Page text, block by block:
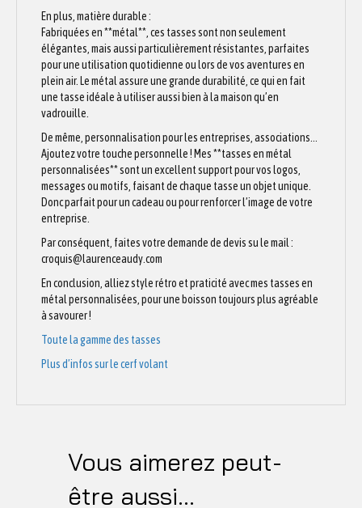
En plus, matière durable :
Fabriquées en **métal**, ces tasses sont non seulement
élégantes, mais aussi particulièrement résistantes, parfaites
pour une utilisation quotidienne ou lors de vos aventures en
plein air. Le métal assure une grande durabilité, ce qui en fait
une tasse idéale à utiliser aussi bien à la maison qu’en
vadrouille.
De même, personnalisation pour les entreprises, associations…
Ajoutez votre touche personnelle ! Mes **tasses en métal
personnalisées** sont un excellent support pour vos logos,
messages ou motifs, faisant de chaque tasse un objet unique.
Donc parfait pour un cadeau ou pour renforcer l’image de votre
entreprise.
Par conséquent, faites votre demande de devis su le mail :
croquis@laurenceaudy.com
En conclusion, alliez style rétro et praticité avec mes tasses en
métal personnalisées, pour une boisson toujours plus agréable
à savourer !
Toute la gamme des tasses
Plus d’infos sur le cerf volant
Vous aimerez peut-
être aussi…